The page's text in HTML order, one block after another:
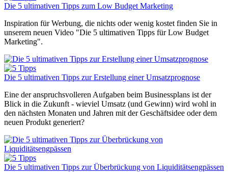
Die 5 ultimativen Tipps zum Low Budget Marketing
Inspiration für Werbung, die nichts oder wenig kostet finden Sie in
unserem neuen Video "Die 5 ultimativen Tipps für Low Budget
Marketing".
Die 5 ultimativen Tipps zur Erstellung einer Umsatzprognose
Eine der anspruchsvolleren Aufgaben beim Businessplans ist der
Blick in die Zukunft - wieviel Umsatz (und Gewinn) wird wohl in
den nächsten Monaten und Jahren mit der Geschäftsidee oder dem
neuen Produkt generiert?
Die 5 ultimativen Tipps zur Überbrückung von Liquiditätsengpässen